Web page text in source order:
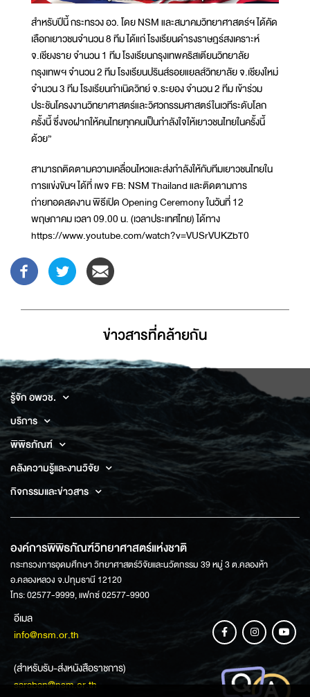
สำหรับปีนี้ กระทรวง อว. โดย NSM และสมาคมวิทยาศาสตร์ฯ ได้คัด
เลือกเยาวชนจำนวน 8 ทีม ได้แก่ โรงเรียนดำรงราษฎร์สงเคราะห์
จ.เชียงราย จำนวน 1 ทีม โรงเรียนกรุงเทพคริสเตียนวิทยาลัย
กรุงเทพฯ จำนวน 2 ทีม โรงเรียนปรินส์รอยแยลส์วิทยาลัย จ.เชียงใหม่
จำนวน 3 ทีม โรงเรียนกำเนิดวิทย์ จ.ระยอง จำนวน 2 ทีม เข้าร่วม
ประชันโครงงานวิทยาศาสตร์และวิศวกรรมศาสตร์ในเวทีระดับโลก
ครั้งนี้ ซึ่งขอฝากให้คนไทยทุกคนเป็นกำลังใจให้เยาวชนไทยในครั้งนี้
ด้วย”
สามารถติดตามความเคลื่อนไหวและส่งกำลังให้กับทีมเยาวชนไทยใน
การแข่งขันฯ ได้ที่ เพจ FB: NSM Thailand และติดตามการ
ถ่ายทอดสดงาน พิธีเปิด Opening Ceremony ในวันที่ 12
พฤษภาคม เวลา 09.00 น. (เวลาประเทศไทย) ได้ทาง
https://www.youtube.com/watch?v=VUSrVUKZbT0
ข่าวสารที่่คล้ายกัน
รู้จัก อพวช.
บริการ
พิพิธภัณฑ์
คลังความรู้และงานวิจัย
กิจกรรมและข่าวสาร
องค์การพิพิธภัณฑ์วิทยาศาสตร์แห่งชาติ
กระทรวงการอุดมศึกษา วิทยาศาสตร์วิจัยและนวัตกรรม 39 หมู่ 3 ต.คลองห้า
อ.คลองหลวง จ.ปทุมธานี 12120
โทร: 02577-9999, แฟกซ์ 02577-9900
อีเมล
info@nsm.or.th
(สำหรับรับ-ส่งหนังสือราชการ)
saraban@nsm.or.th